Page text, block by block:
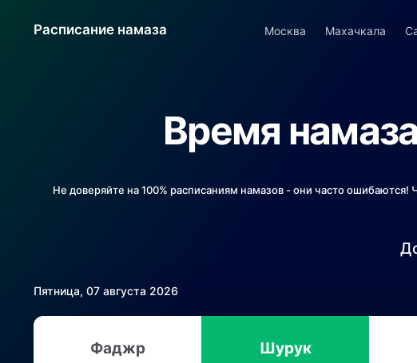
Расписание намаза Москва Махачкала
Время
Не доверяйте на 100% расписаниям намазов - они часто
Пятница, 07 августа 2026
Фаджр Шурук